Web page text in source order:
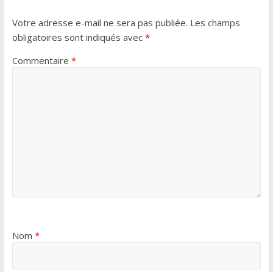
Votre adresse e-mail ne sera pas publiée. Les champs
obligatoires sont indiqués avec *
Commentaire *
Nom *